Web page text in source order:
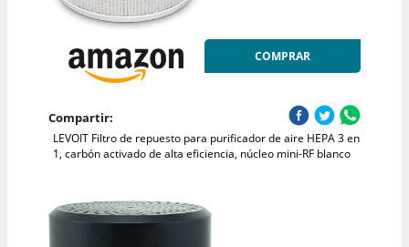
COMPRAR
Compartir:
LEVOIT Filtro de repuesto para purificador de aire HEPA 3 en
1, carbón activado de alta eficiencia, núcleo mini-RF blanco